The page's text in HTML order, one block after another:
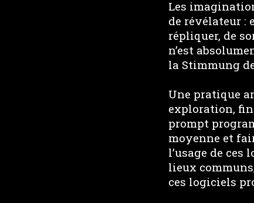
Les
de révélateur :
répliquer, de
n’est
la Stimmung
Une pratique
exploration,
prompt
moyenne et
l’usage de ces
lieux
ces logiciels